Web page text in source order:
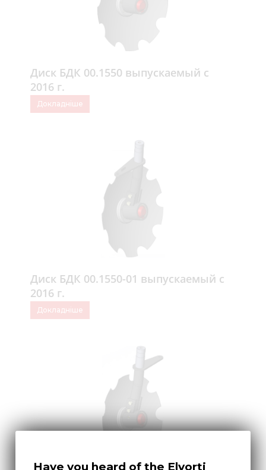
Диск БДК 00.1550 выпускаемый с
2016 г.
Докладніше
Диск БДК 00.1550-01 выпускаемый с
2016 г.
Докладніше
Have you heard of the Elvorti